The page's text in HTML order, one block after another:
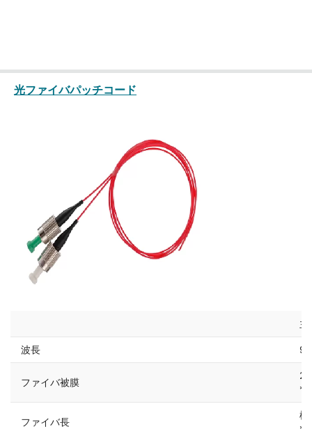
光ファイバパッチコード
主
波長
ファイバ被膜
*
ファイバ長
標
*